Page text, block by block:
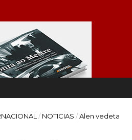
/ NOTICIAS /Alen vedeta